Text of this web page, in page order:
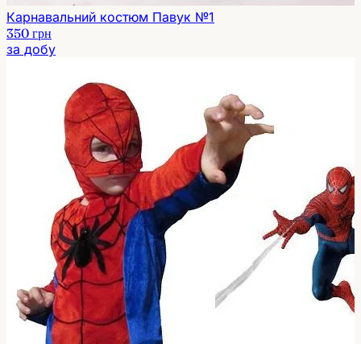
Карнавальний костюм Павук №1
350 грн
за добу